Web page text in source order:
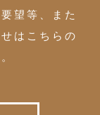
望等、また
はこちらの